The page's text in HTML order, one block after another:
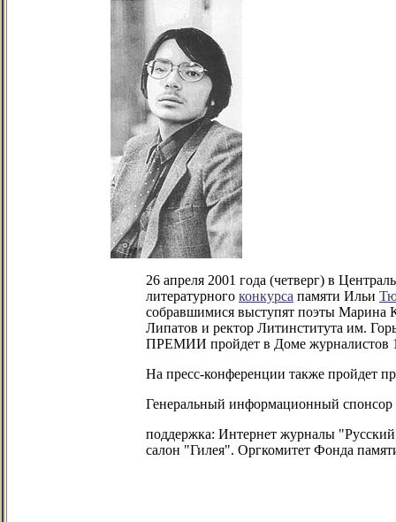
26 апреля 2001 года (четверг) в
литературного конкурса памяти Ильи
собравшимися выступят поэты Марина
Липатов и ректор Литинститута им.
ПРЕМИИ пройдет в Доме журналистов
На пресс-конференции также пройдет
Генеральный информационный
поддержка: Интернет журналы
салон "Гилея". Оргкомитет Фонда